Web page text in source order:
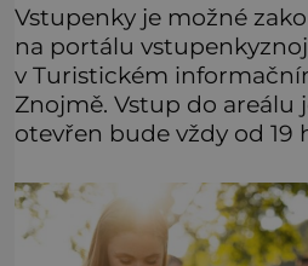
Vstupenky je možné
na portálu
v Turistickém
Znojmě. Vstup do areálu
otevřen bude vždy od 19